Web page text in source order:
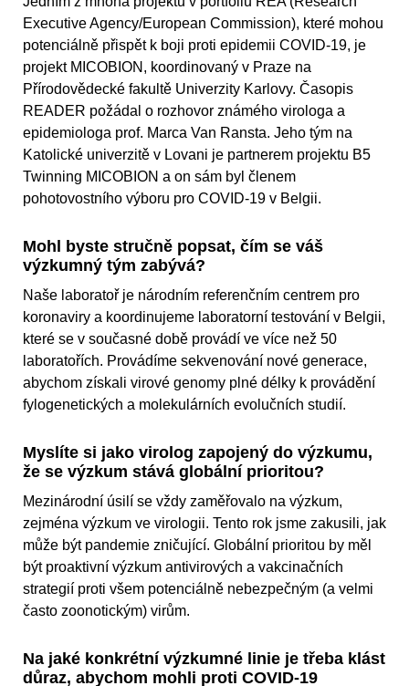
Executive Agency/European Commission), které mohou
potenciálně přispět k boji proti epidemii COVID-19, je
projekt MICOBION, koordinovaný v Praze na
Přírodovědecké fakultě Univerzity Karlovy. Časopis
READER požádal o rozhovor známého virologa a
epidemiologa prof. Marca Van Ransta. Jeho tým na
Katolické univerzitě v Lovani je partnerem projektu B5
Twinning MICOBION a on sám byl členem
pohotovostního výboru pro COVID-19 v Belgii.
Mohl byste stručně popsat, čím se váš
výzkumný tým zabývá?
Naše laboratoř je národním referenčním centrem pro
koronaviry a koordinujeme laboratorní testování v Belgii,
které se v současné době provádí ve více než 50
laboratořích. Provádíme sekvenování nové generace,
abychom získali virové genomy plné délky k provádění
fylogenetických a molekulárních evolučních studií.
Myslíte si jako virolog zapojený do výzkumu,
že se výzkum stává globální prioritou?
Mezinárodní úsilí se vždy zaměřovalo na výzkum,
zejména výzkum ve virologii. Tento rok jsme zakusili, jak
může být pandemie zničující. Globální prioritou by měl
být proaktivní výzkum antivirových a vakcinačních
strategií proti všem potenciálně nebezpečným (a velmi
často zoonotickým) virům.
Na jaké konkrétní výzkumné linie je třeba klást
důraz, abychom mohli proti COVID-19